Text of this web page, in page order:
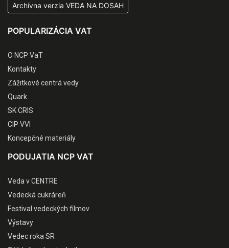
Archívna verzia VEDA NA DOSAH
POPULARIZÁCIA VAT
O NCP VaT
Kontakty
Zážitkové centrá vedy
Quark
SK CRIS
CIP VVI
Koncepčné materiály
PODUJATIA NCP VAT
Veda v CENTRE
Vedecká cukráreň
Festival vedeckých filmov
Výstavy
Vedec roka SR